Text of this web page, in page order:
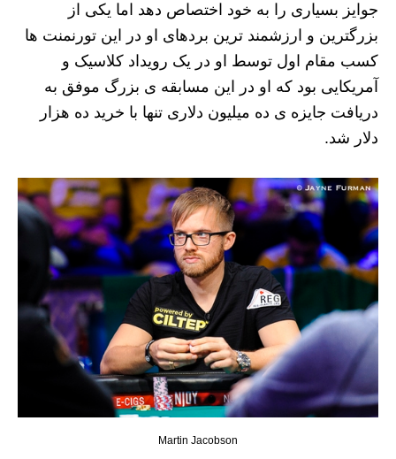
جوایز بسیاری را به خود اختصاص دهد اما یکی از
بزرگترین و ارزشمند ترین بردهای او در این تورنمنت ها
کسب مقام اول توسط او در یک رویداد کلاسیک و
آمریکایی بود که او در این مسابقه ی بزرگ موفق به
دریافت جایزه ی ده میلیون دلاری تنها با خرید ده هزار
دلار شد.
Martin Jacobson